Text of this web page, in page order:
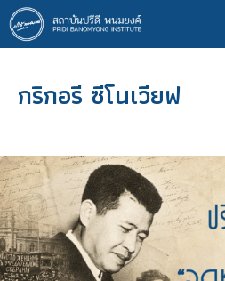
ข้าม
ไป
ยัง
หลักกริกอรี ซีโนเวียฟ